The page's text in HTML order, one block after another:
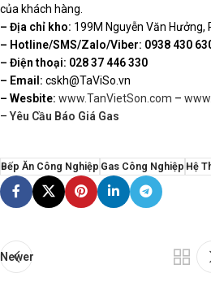
của khách hàng.
– Địa chỉ kho: 199M Nguyễn Văn Hưởng,
– Hotline/SMS/Zalo/Viber: 0938 430
– Điện thoại: 028 37 446 330
– Email: cskh@TaViSo.vn
– Wesbite: www.TanVietSon.com –
– Yêu Cầu Báo Giá Gas
Bếp Ăn Công Nghiệp Gas Công Nghiệp Hệ
Newer